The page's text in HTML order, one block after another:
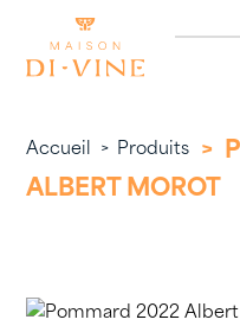
content
Accueil > Produits >
ALBERT MOROT